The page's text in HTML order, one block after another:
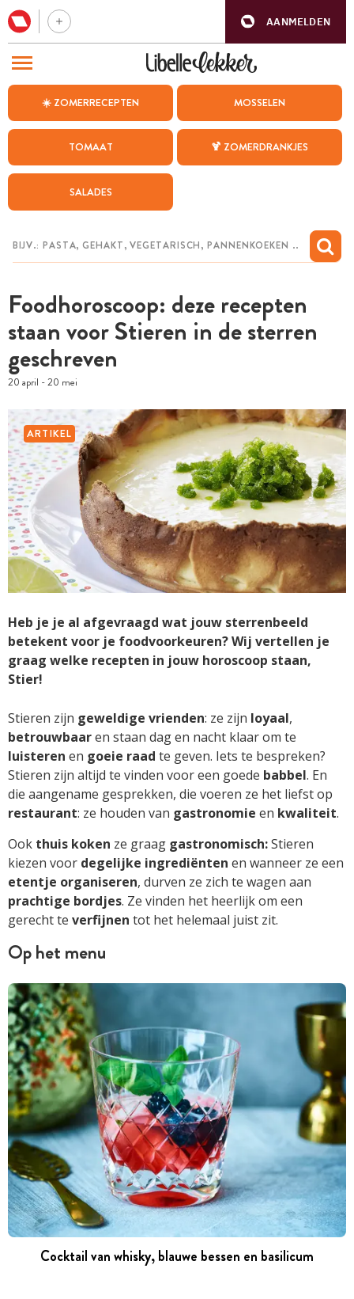
AANMELDEN
☀️ ZOMERRECEPTEN MOSSELEN
TOMAAT 🍹 ZOMERDRANKJES
SALADES
Foodhoroscoop: deze recepten
staan voor Stieren in de sterren
geschreven
20 april - 20 mei
ARTIKEL
Heb je je al afgevraagd wat jouw sterrenbeeld
betekent voor je foodvoorkeuren? Wij vertellen je
graag welke recepten in jouw horoscoop staan,
Stier!
Stieren zijn geweldige vrienden: ze zijn loyaal,
betrouwbaaren staan dag en nacht klaar om te
luisteren en goeie raad te geven. Iets te bespreken?
Stieren zijn altijd te vinden voor een goede babbel. En
die aangename gesprekken, die voeren ze het liefst op
restaurant: ze houden van gastronomie en kwaliteit.
Ook thuis koken ze graag gastronomisch:Stieren
kiezen voor degelijke ingrediënten en wanneer ze een
etentje organiseren, durven ze zich te wagen aan
prachtige bordjes. Ze vinden het heerlijk om een
gerecht te verfijnen tot het helemaal juist zit.
Op het menu
Cocktail van whisky, blauwe bessen en basilicum
BEZOEK ONZE ANDERE WEBSITES
WEEKMENU
CHAT MET MAIA
MIJN BEWAARDE RECEPTEN